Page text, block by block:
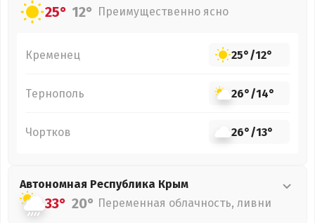
25° 12° Преимущественно ясно
Кременец 25°/12°
Тернополь 26°/14°
Чортков 26°/13°
Автономная Республика Крым
33° 20° Переменная облачность, ливни